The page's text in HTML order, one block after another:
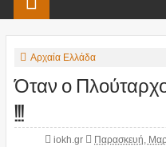
Αρχαία Ελλάδα
Όταν ο
!!!
iokh.gr Παρασκευή,